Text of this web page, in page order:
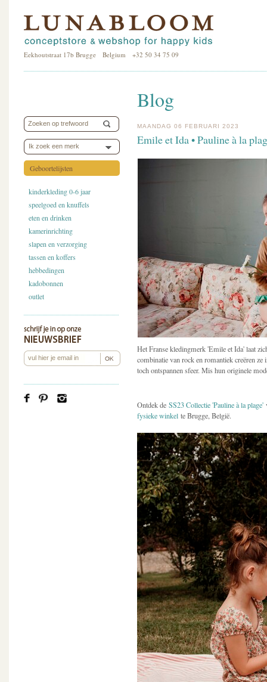
Eekhoutstraat 17b Brugge Belgium +32 50 34 75 09
Ik zoek een merk
Geboortelijsten
kinderkleding 0-6 jaar
speelgoed en knuffels
eten en drinken
kamerinrichting
slapen en verzorging
tassen en koffers
hebbedingen
kadobonnen
outlet
Blog
MAANDAG 06 FEBRUARI 2023
Emile et Ida • Pauline à la
Het Franse kledingmerk 'Emile et Ida' laat
combinatie van rock en romantiek creëren
toch ontspannen sfeer. Mis hun originele
Ontdek de SS23 Collectie 'Pauline à la plage'
fysieke winkel te Brugge, België.